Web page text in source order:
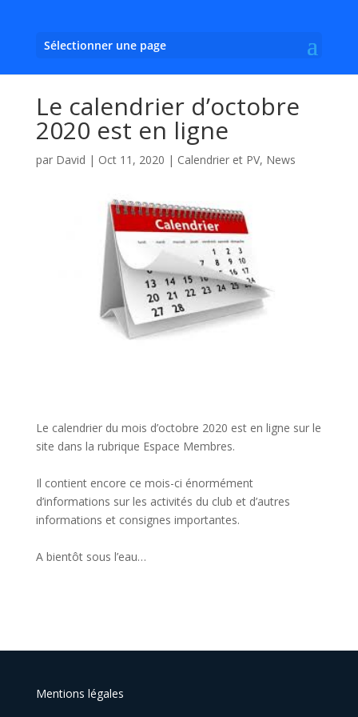
Sélectionner une page
Le calendrier d’octobre
2020 est en ligne
par David | Oct 11, 2020 | Calendrier et PV, News
Le calendrier du mois d’octobre 2020 est en ligne sur le
site dans la rubrique Espace Membres.
Il contient encore ce mois-ci énormément
d’informations sur les activités du club et d’autres
informations et consignes importantes.
A bientôt sous l’eau…
Mentions légales